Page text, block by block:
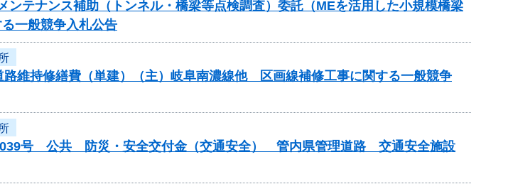
テナンス補助（トンネル・橋梁等点検調査）委託（MEを活用した小規模橋梁
一般競争入札公告
維持修繕費（単建）（主）岐阜南濃線他 区画線補修工事に関する一般競争
号 公共 防災・安全交付金（交通安全） 管内県管理道路 交通安全施設